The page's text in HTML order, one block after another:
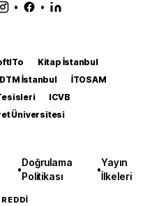
• •
Kitap İstanbul
İstanbul
İTOSAM
ICVB
Üniversitesi
•
Doğrulama
Politikası
•
Yayın
İlkeleri